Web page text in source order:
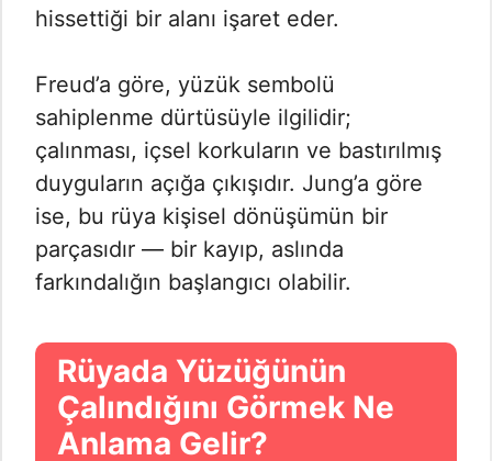
hissettiği bir alanı işaret eder.
Freud’a göre, yüzük sembolü
sahiplenme dürtüsüyle ilgilidir;
çalınması, içsel korkuların ve bastırılmış
duyguların açığa çıkışıdır. Jung’a göre
ise, bu rüya kişisel dönüşümün bir
parçasıdır — bir kayıp, aslında
farkındalığın başlangıcı olabilir.
Rüyada Yüzüğünün
Çalındığını Görmek Ne
Anlama Gelir?